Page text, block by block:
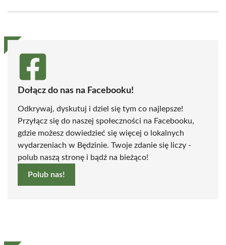
(Twitter)
Dołącz do nas na Facebooku!
Odkrywaj, dyskutuj i dziel się tym co najlepsze!
Przyłącz się do naszej społeczności na Facebooku,
gdzie możesz dowiedzieć się więcej o lokalnych
wydarzeniach w Będzinie. Twoje zdanie się liczy -
polub naszą stronę i bądź na bieżąco!
Polub nas!